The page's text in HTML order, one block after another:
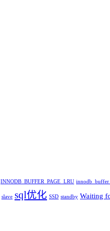
INNODB_BUFFER_PAGE_LRU
slave sql优化 SSD standby Waiting